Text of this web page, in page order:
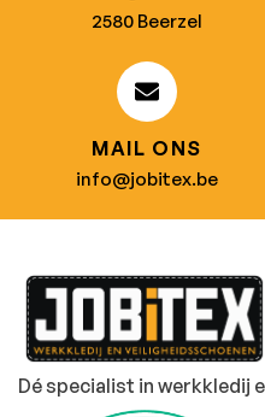
2580 Beerzel
MAIL ONS
info@jobitex.be
Dé specialist in werkkledij